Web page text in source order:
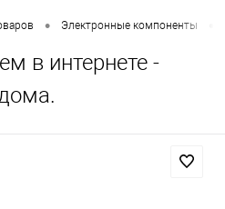
• Электронные компоненты
в интернете -